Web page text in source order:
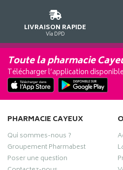
LIVRAISON RAPIDE
Via DPD
Toute la pharmacie
Télécharger l’application
PHARMACIE CAYEUX
Qui sommes-nous ?
Groupement Pharmabest
Poser une question